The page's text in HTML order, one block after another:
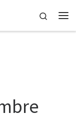
Search